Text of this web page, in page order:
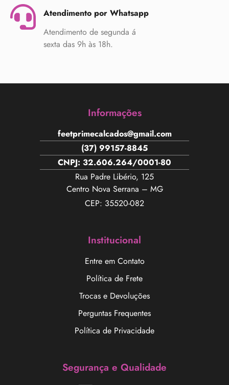
Atendimento por Whatsapp
Atendimento de segunda á
sexta das 9h às 18h.
Informações
feetprimecalcados@gmail.com
(37) 99157-8845
CNPJ: 32.606.264/0001-80
Rua Padre Libério, 125
Centro Nova Serrana – MG
CEP: 35520-082
Institucional
Entre em Contato
Política de Frete
Trocas e Devoluções
Perguntas Frequentes
Política de Privacidade
Segurança e Qualidade